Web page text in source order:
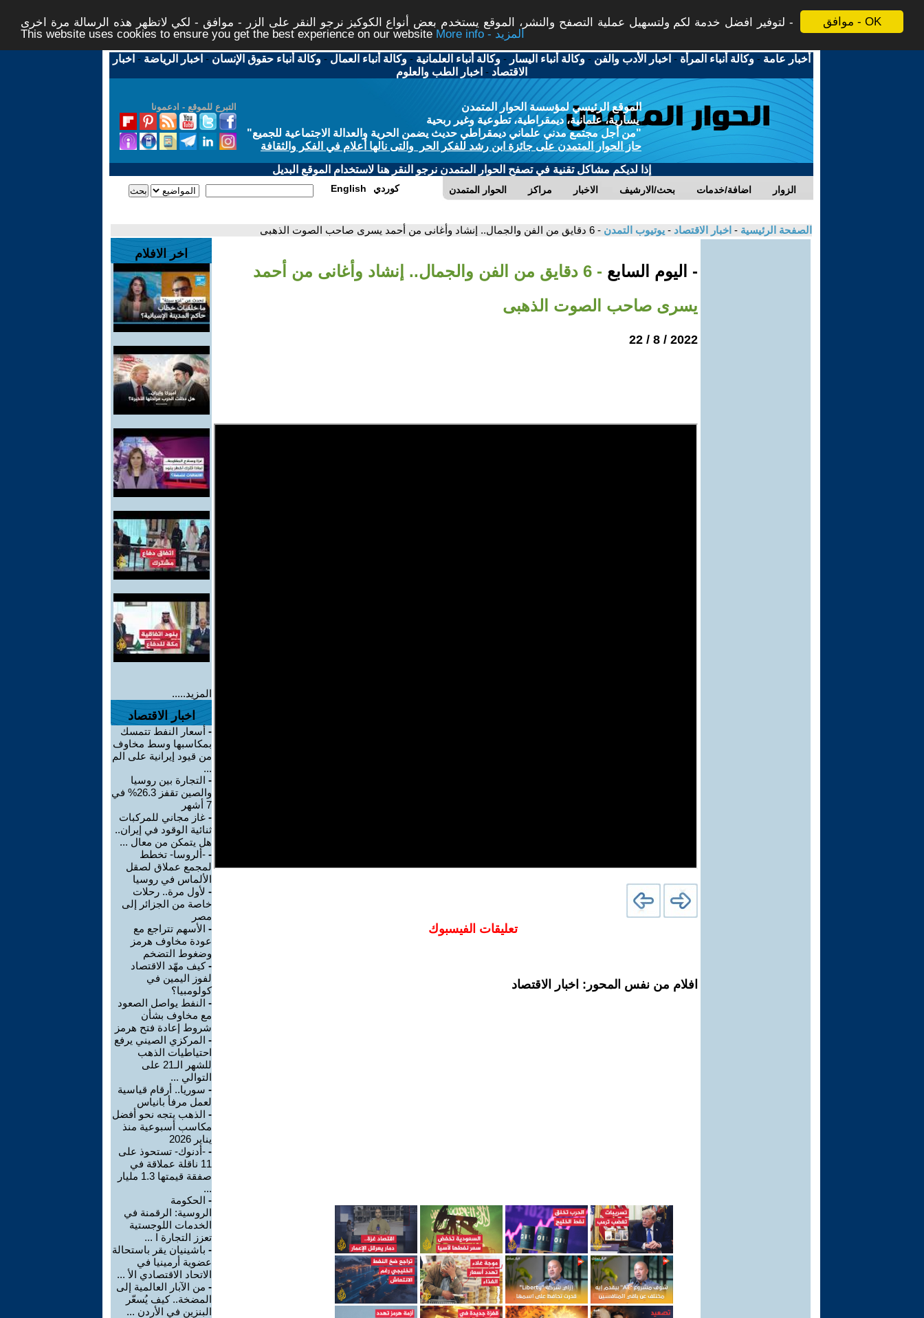
موافق - OK
لتوفير افضل خدمة لكم ولتسهيل عملية التصفح والنشر، الموقع يستخدم بعض أنواع الكوكيز نرجو النقر على الزر - موافق - لكي لاتظهر هذه الرسالة مرة اخرى -
This website uses cookies to ensure you get the best experience on our website
More info - المزيد
أخبار عامة -وكالة أنباء المرأة - اخبار الأدب والفن -وكالة أنباء اليسار -وكالة أنباء العلمانية -وكالة أنباء العمال -وكالة أنباء حقوق الإنسان - اخبار الرياضة - اخبار
الاقتصاد - اخبار الطب والعلوم
التبرع للموقع - ادعمونا
الموقع الرئيسي لمؤسسة الحوار المتمدن
يسارية، علمانية، ديمقراطية، تطوعية وغير ربحية
"من أجل مجتمع مدني علماني ديمقراطي حديث يضمن الحرية والعدالة الاجتماعية للجميع"
حاز الحوار المتمدن على جائزة ابن رشد للفكر الحر والتى نالها أعلام في الفكر والثقافة
إذا لديكم مشاكل تقنية في تصفح الحوار المتمدن نرجو النقر هنا لاستخدام الموقع البديل
الحوار المتمدن مراكز الاخبار بحث/الارشيف اضافة/خدمات الزوار English كوردي
الصفحة الرئيسية - اخبار الاقتصاد - يوتيوب التمدن - 6 دقايق من الفن والجمال.. إنشاد وأغانى من أحمد يسرى صاحب الصوت الذهبى
- اليوم السابع
- 6 دقايق من الفن والجمال.. إنشاد وأغانى من أحمد
يسرى صاحب الصوت الذهبى
2022 / 8 / 22
تعليقات الفيسبوك
افلام من نفس المحور: اخبار الاقتصاد
اخر الافلام
المزيد.....
اخبار الاقتصاد
- أسعار النفط تتمسك
بمكاسبها وسط مخاوف
من قيود إيرانية على الم
...
- التجارة بين روسيا
والصين تقفز 26.3% في
7 أشهر
- غاز مجاني للمركبات
ثنائية الوقود في إيران..
هل يتمكن من معال ...
- -ألروسا- تخطط
لمجمع عملاق لصقل
الألماس في روسيا
- لأول مرة.. رحلات
خاصة من الجزائر إلى
مصر
- الأسهم تتراجع مع
عودة مخاوف هرمز
وضغوط التضخم
-كيف مهّد الاقتصاد
لفوز اليمين في
كولومبيا؟
- النفط يواصل الصعود
مع مخاوف بشأن
شروط إعادة فتح هرمز
- المركزي الصيني يرفع
احتياطيات الذهب
للشهر الـ21 على
التوالي ...
- سوريا.. أرقام قياسية
لعمل مرفأ بانياس
- الذهب يتجه نحو أفضل
مكاسب أسبوعية منذ
يناير 2026
- -أدنوك- تستحوذ على
11 ناقلة عملاقة في
صفقة قيمتها 1.3 مليار
...
- الحكومة
الروسية: الرقمنة في
الخدمات اللوجستية
تعزز التجارة ا ...
- باشينيان يقر باستحالة
عضوية أرمينيا في
الاتحاد الاقتصادي الأ ...
- من الآبار العالمية إلى
المضخة.. كيف يُسعّر
البنزين في الأردن ...